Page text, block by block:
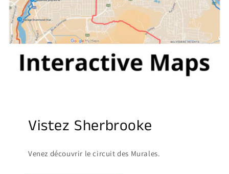
Vistez Sherbrooke
Venez découvrir le circuit des Murales.